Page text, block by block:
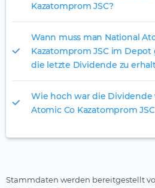
Kazatomprom JSC?
Wann muss man National
Kazatomprom JSC im
die letzte Dividende zu
Wie hoch war die Dividende
Atomic Co Kazatomprom
Stammdaten werden bereitgestellt